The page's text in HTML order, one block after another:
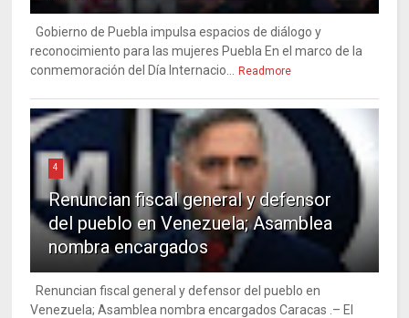
Gobierno de Puebla impulsa espacios de diálogo y
reconocimiento para las mujeres Puebla En el marco de la
conmemoración del Día Internacio...
Readmore
4
Renuncian fiscal general y defensor
del pueblo en Venezuela; Asamblea
nombra encargados
Renuncian fiscal general y defensor del pueblo en
Venezuela; Asamblea nombra encargados Caracas .– El